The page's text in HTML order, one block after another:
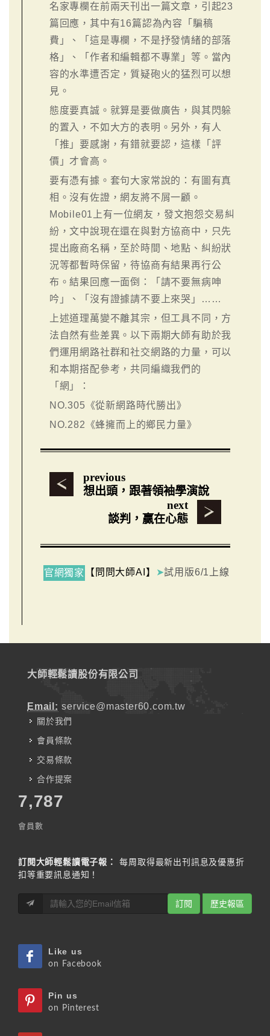
名家專欄在前兩天刊出一篇文章，引起23
篇回應，其中有16篇認為內容「騙稿
費」、「這是專欄，不是抒發情緒的部落
格」、「作者和編輯都不專業」等。當內
容的水準遭否定，質疑砲火的猛烈可以想
見。
態度要真誠。就算是要做廣告，與其閃躲
的置入，不如大方的表明。另外，有人
「推」要感謝，有錯就要認，這樣「評
價」才會高。
要有憑有據。套句大家常說的：有圖有真
相。沒有佐證，網友將不屑一顧。
Mobile01上有一位網友，發文抱怨交易糾
紛，文中說現在還在與對方協商中，只先
提出廠商名稱，至於時間、地點、糾紛狀
況等都暫時保留，待協商有結果再行公
布。結果回應一面倒：「請不要無病呻
吟」、「沒有證據請不要上來哭」……
上述道理萬變不離其宗，但工具不同，方
法自然有些差異。以下兩期大師有助於我
們運用網路社群和社交網路的力量，可以
和本期搭配參考，共同編織我們的
「網」：
NO.305《從新網路時代勝出》
NO.282《蜂擁而上的鄉民力量》
previous
想出頭，跟著領袖學演說
next
談判，贏在心態
官網獨家 【問問大師AI】 ➤試用版6/1上線
大師輕鬆讀股份有限公司
Email: service@master60.com.tw
關於我們
會員條款
交易條款
合作提案
7,787
會員數
訂閱大師輕鬆讀電子報：
每周取得最新出刊訊息及優惠折
扣等重要訊息通知！
訂閱 歷史報區
Like us
on Facebook
Pin us
on Pinterest